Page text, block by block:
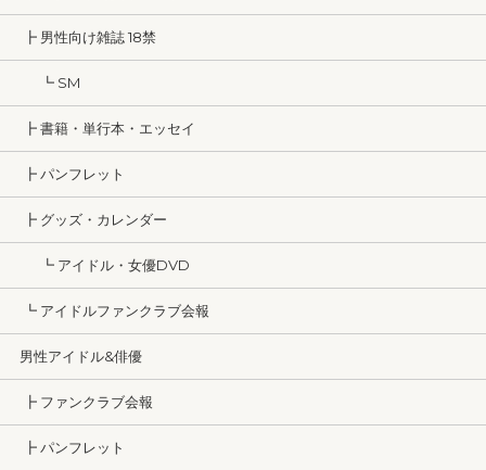
┣ 男性向け雑誌 18禁
┗ SM
┣ 書籍・単行本・エッセイ
┣ パンフレット
┣ グッズ・カレンダー
┗ アイドル・女優DVD
┗ アイドルファンクラブ会報
男性アイドル&俳優
┣ ファンクラブ会報
┣ パンフレット